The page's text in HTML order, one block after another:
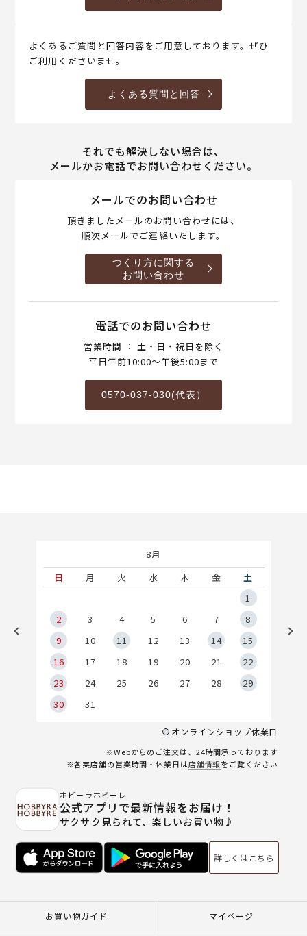
よくあるご質問と回答内容をご用意しております。ぜひ
ご利用くださいませ。
よくある質問と回答
それでも解決しない場合は、
メールかお電話でお問い合わせください。
メールでのお問い合わせ
頂きましたメールのお問い合わせには、
順次メールでご連絡いたします。
つくり方に関する
お問い合わせ
電話でのお問い合わせ
営業時間 ： 土・日・祝日を除く
平日午前10:00～午後5:00まで
0570-037-030(代表）
8月
日
月 火 水 木 金
土
1
2
3 4 5 6 7
8
9
10 11 12 13 14
15
16
17 18 19 20 21
22
23
24 25 26 27 28
29
30
31
オンラインショップ休業日
※Webからのご注文は、24時間承っております
※各実店舗の営業時間・休業日は店舗情報をご覧ください
ホビーラホビーレ
公式アプリで最新情報をお届け！
サクサク見られて、楽しいお買い物♪
詳しくはこちら
お買い物ガイド マイページ